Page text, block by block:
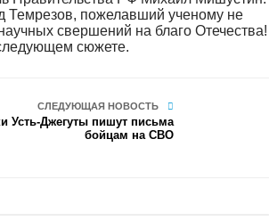
Темрезов, пожелавший ученому не
свершений на благо Отечества!
сюжете.
СЛЕДУЮЩАЯ НОВОСТЬ
Усть-Джегуты пишут письма
бойцам на СВО